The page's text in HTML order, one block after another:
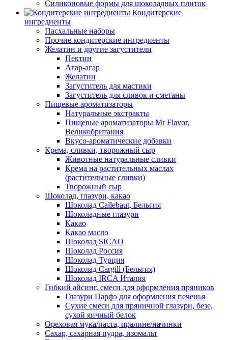
Силиконовые формы для шоколадных плиток
Кондитерские
ингредиенты
Пасхальные наборы
Прочие кондитерские ингредиенты
Желатин и другие загустители
Пектин
Агар-агар
Желатин
Загуститель для мастики
Загуститель для сливок и сметаны
Пищевые ароматизаторы
Натуральные экстракты
Пищевые ароматизаторы Mr Flavor,
Великобритания
Вкусо-ароматические добавки
Крема, сливки, творожный сыр
Животные натуральные сливки
Крема на растительных маслах
(растительные сливки)
Творожный сыр
Шоколад, глазури, какао
Шоколад Callebaut, Бельгия
Шоколадные глазури
Какао
Какао масло
Шоколад SICAO
Шоколад Россия
Шоколад Турция
Шоколад Cargill (Бельгия)
Шоколад IRCA Италия
Гибкий айсинг, смеси для оформления пряников
Глазури Парфэ для оформления печенья
Сухие смеси для пряничной глазури, безе,
сухой яичный белок
Ореховая мука/паста, пралине/начинки
Сахар, сахарная пудра, изомальт